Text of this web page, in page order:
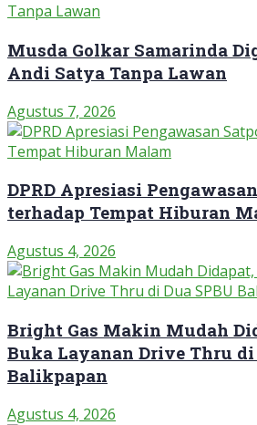
Musda Golkar Samarinda
Andi Satya Tanpa Lawan
Agustus 7, 2026
DPRD Apresiasi
terhadap Tempat Hiburan
Agustus 4, 2026
Bright Gas Makin Mudah
Buka Layanan Drive Thru di
Balikpapan
Agustus 4, 2026